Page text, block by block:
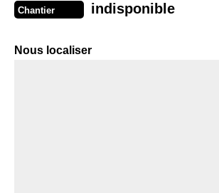
Chantier indisponible
Nous localiser